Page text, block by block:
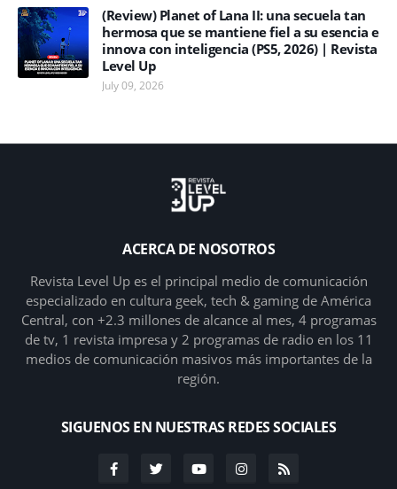
(Review) Planet of Lana II: una secuela tan
hermosa que se mantiene fiel a su esencia e
innova con inteligencia (PS5, 2026) | Revista
Level Up
July 09, 2026
ACERCA DE NOSOTROS
Revista Level Up es el principal medio de comunicación
especializado en cultura geek, tech & gaming de América
Central, con +2.3 millones de alcance al mes, 4 programas
de tv, 1 revista impresa y 2 programas de radio en los 11
medios de comunicación masivos más importantes de la
región.
SIGUENOS EN NUESTRAS REDES SOCIALES